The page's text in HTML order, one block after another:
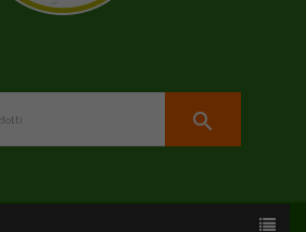
search